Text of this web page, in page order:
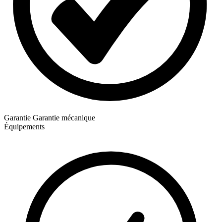
Garantie Garantie mécanique
Équipements